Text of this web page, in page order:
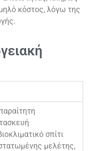
κόστος, λόγω της
σπίτι
μελέτης,